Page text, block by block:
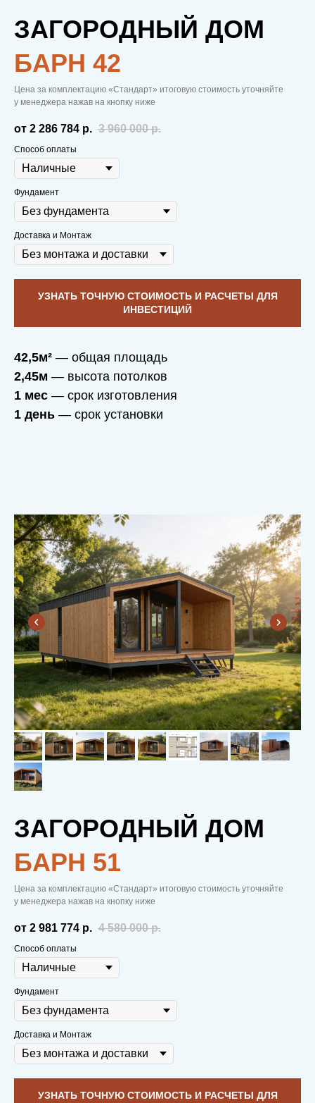
ЗАГОРОДНЫЙ ДОМ
БAРН 42
Цена за комплектацию «Стандарт» итоговую стоимость уточняйте
у менеджера нажав на кнопку ниже
от 2 286 784 р. 3 960 000 р.
Способ оплаты
Фундамент
Доставка и Монтаж
УЗНАТЬ ТОЧНУЮ СТОИМОСТЬ И РАСЧЕТЫ ДЛЯ
ИНВЕСТИЦИЙ
42,5м² — общая площадь
2,45м — высота потолков
1 мес — срок изготовления
1 день — срок установки
ЗАГОРОДНЫЙ ДОМ
БAРН 51
Цена за комплектацию «Стандарт» итоговую стоимость уточняйте
у менеджера нажав на кнопку ниже
от 2 981 774 р. 4 580 000 р.
Способ оплаты
Фундамент
Доставка и Монтаж
УЗНАТЬ ТОЧНУЮ СТОИМОСТЬ И РАСЧЕТЫ ДЛЯ
С НАМИ ТЕПЛО.
В ОТНОШЕНИЯХ.
И В ДОМЕ.
Вам не нужно копить деньги на первую
выплату.Строительство начинаем
сразу после внесения брони в виде 50
тыс. рублей, чтобы заложить надежный
фундамент еще до постройки дома